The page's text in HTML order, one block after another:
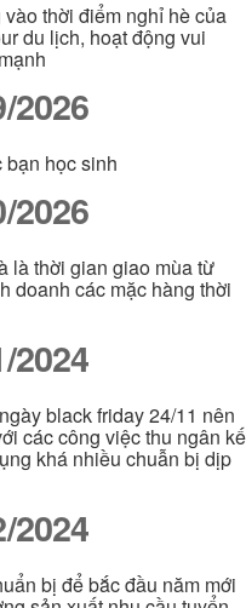
thời điểm nghỉ hè của
du lịch, hoạt động vui
2026
học sinh
2026
là thời gian giao mùa từ
doanh các mặc hàng thời
2024
black friday 24/11 nên
các công việc thu ngân kế
khá nhiều chuẫn bị dịp
2024
bị để bắc đầu năm mới